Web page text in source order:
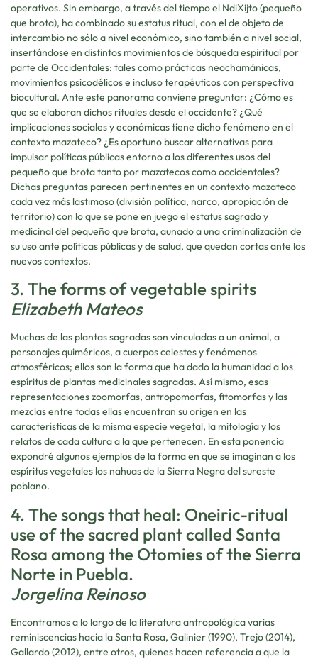
operativos. Sin embargo, a través del tiempo el NdiXijto (pequeño
que brota), ha combinado su estatus ritual, con el de objeto de
intercambio no sólo a nivel económico, sino también a nivel social,
insertándose en distintos movimientos de búsqueda espiritual por
parte de Occidentales: tales como prácticas neochamánicas,
movimientos psicodélicos e incluso terapéuticos con perspectiva
biocultural. Ante este panorama conviene preguntar: ¿Cómo es
que se elaboran dichos rituales desde el occidente? ¿Qué
implicaciones sociales y económicas tiene dicho fenómeno en el
contexto mazateco? ¿Es oportuno buscar alternativas para
impulsar políticas públicas entorno a los diferentes usos del
pequeño que brota tanto por mazatecos como occidentales?
Dichas preguntas parecen pertinentes en un contexto mazateco
cada vez más lastimoso (división política, narco, apropiación de
territorio) con lo que se pone en juego el estatus sagrado y
medicinal del pequeño que brota, aunado a una criminalización de
su uso ante políticas públicas y de salud, que quedan cortas ante los
nuevos contextos.
3. The forms of vegetable spirits
Elizabeth Mateos
Muchas de las plantas sagradas son vinculadas a un animal, a
personajes quiméricos, a cuerpos celestes y fenómenos
atmosféricos; ellos son la forma que ha dado la humanidad a los
espíritus de plantas medicinales sagradas. Así mismo, esas
representaciones zoomorfas, antropomorfas, fitomorfas y las
mezclas entre todas ellas encuentran su origen en las
características de la misma especie vegetal, la mitología y los
relatos de cada cultura a la que pertenecen. En esta ponencia
expondré algunos ejemplos de la forma en que se imaginan a los
espíritus vegetales los nahuas de la Sierra Negra del sureste
poblano.
4. The songs that heal: Oneiric-ritual
use of the sacred plant called Santa
Rosa among the Otomies of the Sierra
Norte in Puebla.
Jorgelina Reinoso
Encontramos a lo largo de la literatura antropológica varias
reminiscencias hacia la Santa Rosa, Galinier (1990), Trejo (2014),
Gallardo (2012), entre otros, quienes hacen referencia a que la